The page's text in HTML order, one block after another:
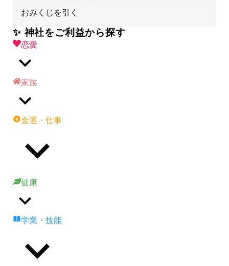
おみくじを引く
✨ 神社をご利益から探す
恋愛
家族
金運・仕事
健康
学業・技能